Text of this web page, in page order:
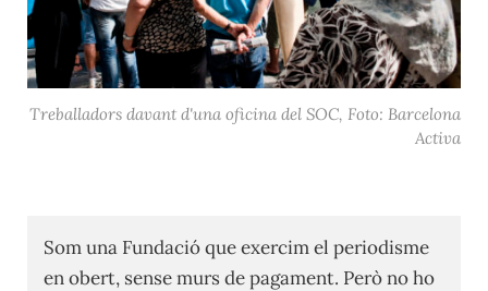
Treballadors davant d'una oficina del SOC, Foto: Barcelona
Activa
Som una Fundació que exercim el periodisme
en obert, sense murs de pagament. Però no ho